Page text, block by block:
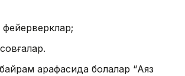
арафасида болалар “Аяз